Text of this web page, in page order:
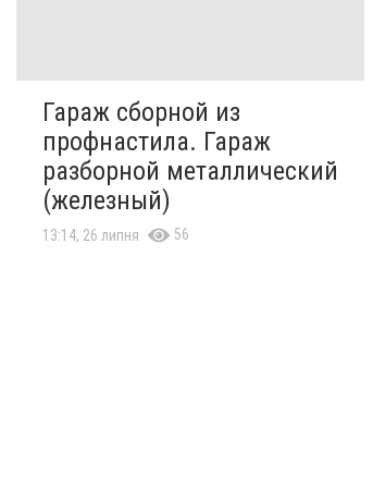
Гараж сборной из
профнастила. Гараж
разборной металлический
(железный)
13:14, 26 липня 56